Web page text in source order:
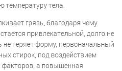
температуру тела.
грязь, благодаря чему
привлекательной, долго не
не теряет форму, первоначальный
стирок, под воздействием
а повышенная